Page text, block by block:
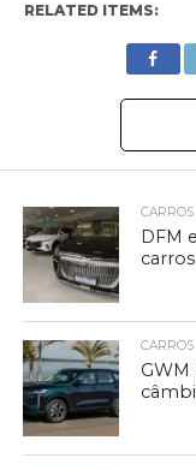
RELATED ITEMS:
CARROS
DFM
CARROS
GWM